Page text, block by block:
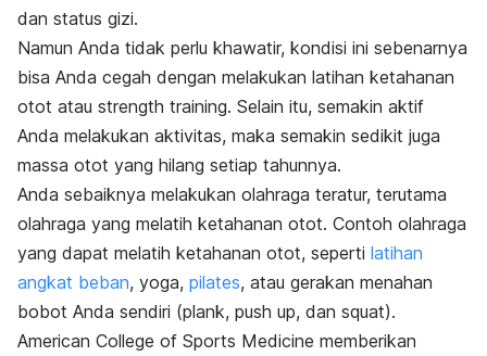
dan status gizi.
Namun Anda tidak perlu khawatir, kondisi ini sebenarnya
bisa Anda cegah dengan melakukan latihan ketahanan
otot atau strength training. Selain itu, semakin aktif
Anda melakukan aktivitas, maka semakin sedikit juga
massa otot yang hilang setiap tahunnya.
Anda sebaiknya melakukan olahraga teratur, terutama
olahraga yang melatih ketahanan otot. Contoh olahraga
yang dapat melatih ketahanan otot, seperti latihan
angkat beban, yoga, pilates, atau gerakan menahan
bobot Anda sendiri (plank, push up, dan squat).
American College of Sports Medicine memberikan